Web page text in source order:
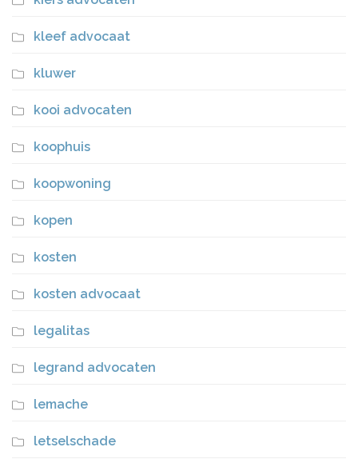
kleef advocaat
kluwer
kooi advocaten
koophuis
koopwoning
kopen
kosten
kosten advocaat
legalitas
legrand advocaten
lemache
letselschade